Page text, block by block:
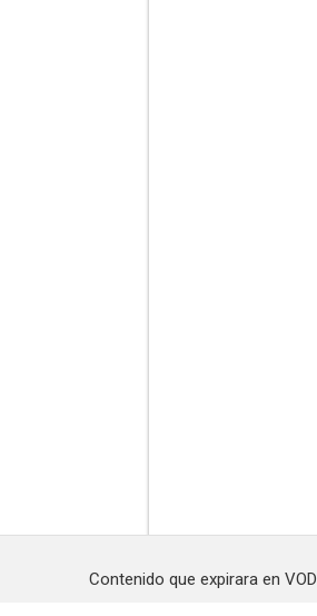
Contenido que expirara en VOD